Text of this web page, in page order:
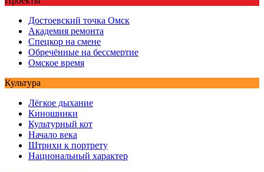
Достоевский точка Омск
Академия ремонта
Спецкор на смене
Обречённые на бессмертие
Омское время
Культура
Лёгкое дыхание
Киношники
Культурный кот
Начало века
Штрихи к портрету
Национальный характер